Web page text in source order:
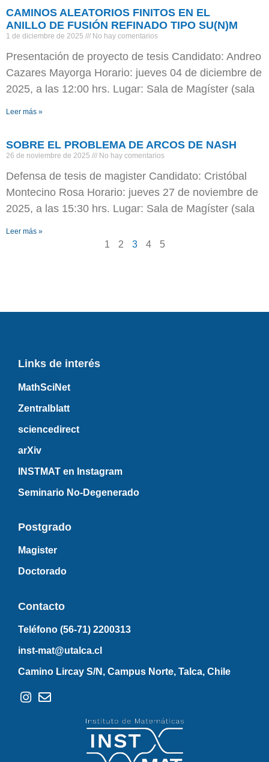
CAMINOS ALEATORIOS FINITOS EN EL
ANILLO DE FUSIÓN REFINADO TIPO SU(N)M
1 de diciembre de 2025 No hay comentarios
Presentación de proyecto de tesis Candidato: Andreo
Cazares Mayorga Horario: jueves 04 de diciembre de
2025, a las 12:00 hrs. Lugar: Sala de Magíster (sala
Leer más »
SOBRE EL PROBLEMA DE ARCOS DE NASH
26 de noviembre de 2025 No hay comentarios
Defensa de tesis de magister Candidato: Cristóbal
Montecino Rosa Horario: jueves 27 de noviembre de
2025, a las 15:30 hrs. Lugar: Sala de Magíster (sala
Leer más »
1 2 3 4 5
Links de interés
MathSciNet
Zentralblatt
sciencedirect
arXiv
INSTMAT en Instagram
Seminario No-Degenerado
Postgrado
Magister
Doctorado
Contacto
Teléfono (56-71) 2200313
inst-mat@utalca.cl
Camino Lircay S/N, Campus Norte, Talca, Chile